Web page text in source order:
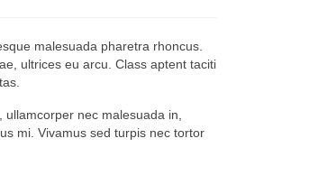
malesuada pharetra rhoncus.
ultrices eu arcu. Class aptent taciti
nec malesuada in,
mi. Vivamus sed turpis nec tortor